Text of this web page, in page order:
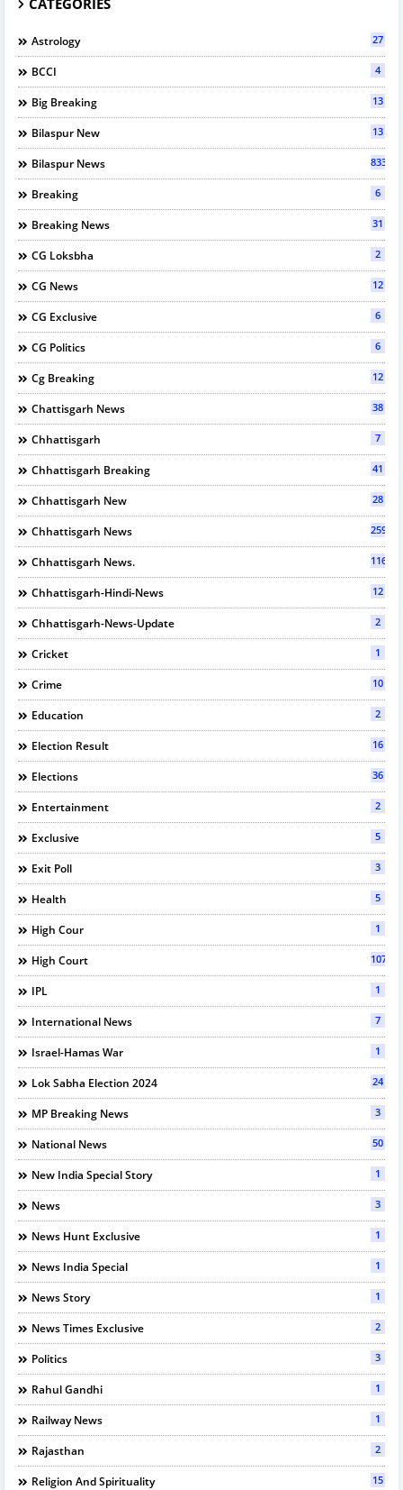
Astrology 27
BCCI 4
Big Breaking 13
Bilaspur New 13
Bilaspur News 833
Breaking 6
Breaking News 31
CG Loksbha 2
CG News 12
CG Exclusive 6
CG Politics 6
Cg Breaking 12
Chattisgarh News 38
Chhattisgarh 7
Chhattisgarh Breaking 41
Chhattisgarh New 28
Chhattisgarh News 2595
Chhattisgarh News. 116
Chhattisgarh-Hindi-News 12
Chhattisgarh-News-Update 2
Cricket 1
Crime 10
Education 2
Election Result 16
Elections 36
Entertainment 2
Exclusive 5
Exit Poll 3
Health 5
High Cour 1
High Court 107
IPL 1
International News 7
Israel-Hamas War 1
Lok Sabha Election 2024 24
MP Breaking News 3
National News 50
New India Special Story 1
News 3
News Hunt Exclusive 1
News India Special 1
News Story 1
News Times Exclusive 2
Politics 3
Rahul Gandhi 1
Railway News 1
Rajasthan 2
Religion And Spirituality 15